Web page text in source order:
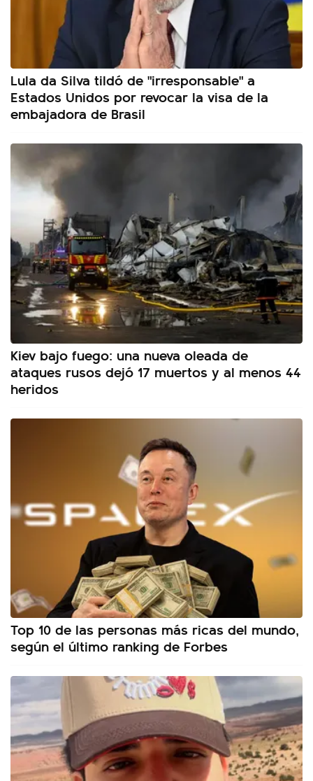
Lula da Silva tildó de "irresponsable" a
Estados Unidos por revocar la visa de la
embajadora de Brasil
Kiev bajo fuego: una nueva oleada de
ataques rusos dejó 17 muertos y al menos 44
heridos
Top 10 de las personas más ricas del mundo,
según el último ranking de Forbes